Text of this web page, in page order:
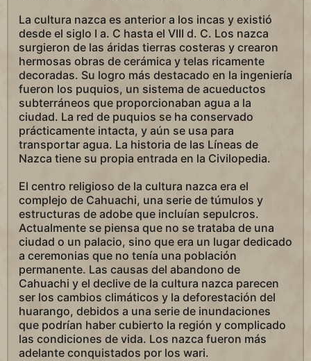
La cultura nazca es anterior a los incas y existió
desde el siglo I a. C hasta el VIII d. C. Los nazca
surgieron de las áridas tierras costeras y crearon
hermosas obras de cerámica y telas ricamente
decoradas. Su logro más destacado en la ingeniería
fueron los puquios, un sistema de acueductos
subterráneos que proporcionaban agua a la
ciudad. La red de puquios se ha conservado
prácticamente intacta, y aún se usa para
transportar agua. La historia de las Líneas de
Nazca tiene su propia entrada en la Civilopedia.
El centro religioso de la cultura nazca era el
complejo de Cahuachi, una serie de túmulos y
estructuras de adobe que incluían sepulcros.
Actualmente se piensa que no se trataba de una
ciudad o un palacio, sino que era un lugar dedicado
a ceremonias que no tenía una población
permanente. Las causas del abandono de
Cahuachi y el declive de la cultura nazca parecen
ser los cambios climáticos y la deforestación del
huarango, debidos a una serie de inundaciones
que podrían haber cubierto la región y complicado
las condiciones de vida. Los nazca fueron más
adelante conquistados por los wari.